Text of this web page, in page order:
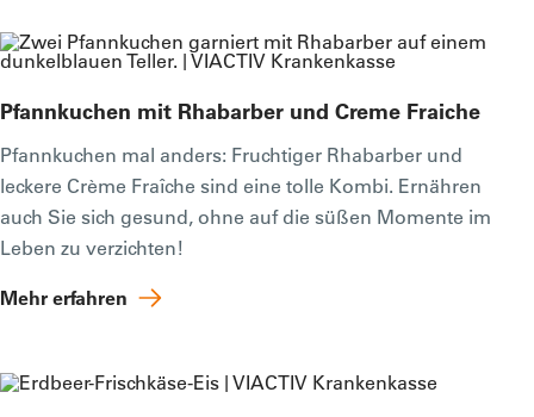
Pfannkuchen mit Rhabarber und Creme Fraiche
Pfannkuchen mal anders: Fruchtiger Rhabarber und
leckere Crème Fraîche sind eine tolle Kombi. Ernähren
auch Sie sich gesund, ohne auf die süßen Momente im
Leben zu verzichten!
Mehr erfahren